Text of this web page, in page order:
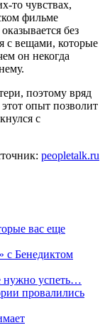
то чувствах,
фильме
без
с вещами, которые
он некогда
поэтому вряд
этот опыт позволит
с
peopletalk.ru
вас еще
с Бенедиктом
нужно успеть…
провалились